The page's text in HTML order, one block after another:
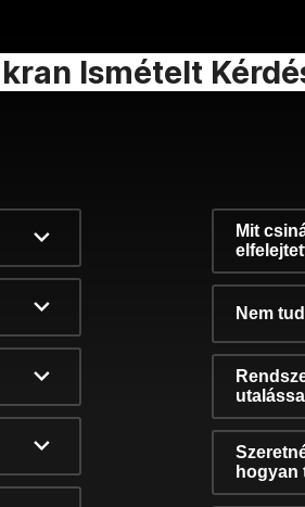
Ismételt
Mit
Nem
hogyan